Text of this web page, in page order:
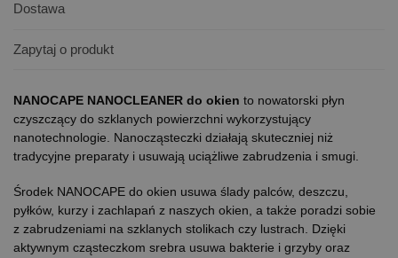
Dostawa
Zapytaj o produkt
NANOCAPE NANOCLEANER do okien to nowatorski płyn
czyszczący do szklanych powierzchni wykorzystujący
nanotechnologie. Nanocząsteczki działają skuteczniej niż
tradycyjne preparaty i usuwają uciążliwe zabrudzenia i smugi.
Środek NANOCAPE do okien usuwa ślady palców, deszczu,
pyłków, kurzy i zachlapań z naszych okien, a także poradzi sobie
z zabrudzeniami na szklanych stolikach czy lustrach. Dzięki
aktywnym cząsteczkom srebra usuwa bakterie i grzyby oraz